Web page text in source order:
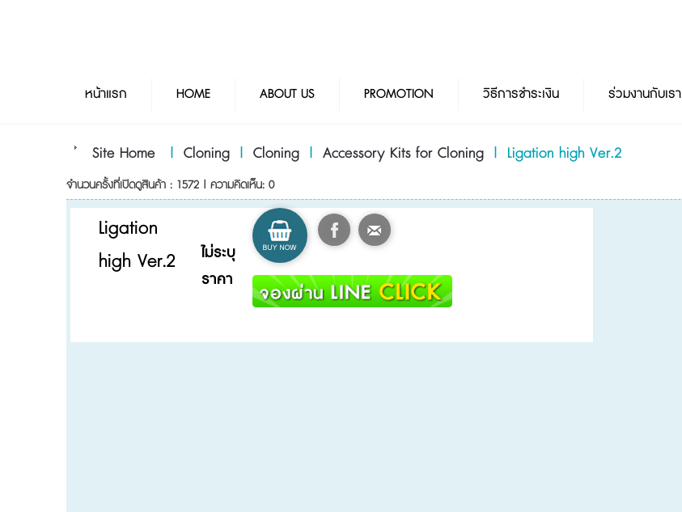
หน้าแรก HOME ABOUT US PROMOTION วิธีการชำระเงิน ร่วมงานกับเรา
Site Home | Cloning | Cloning | Accessory Kits for Cloning | Ligation high Ver.2
จำนวนครั้งที่เปิดดูสินค้า : 1572 | ความคิดเห็น: 0
Ligation
high Ver.2
ไม่ระบุ
ราคา